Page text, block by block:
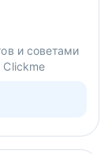
и советами